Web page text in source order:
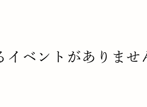
イベントがありませ